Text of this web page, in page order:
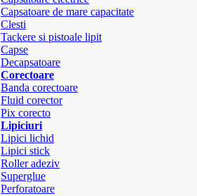
Capsatoare de mare capacitate
Clesti
Tackere si pistoale lipit
Capse
Decapsatoare
Corectoare
Banda corectoare
Fluid corector
Pix corecto
Lipiciuri
Lipici lichid
Lipici stick
Roller adeziv
Superglue
Perforatoare